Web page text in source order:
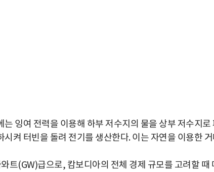
는 잉여 전력을 이용해 하부 저수지의 물을 상부 저수지
시켜 터빈을 돌려 전기를 생산한다. 이는 자연을 이용한
트(GW)급으로, 캄보디아의 전체 경제 규모를 고려할 때